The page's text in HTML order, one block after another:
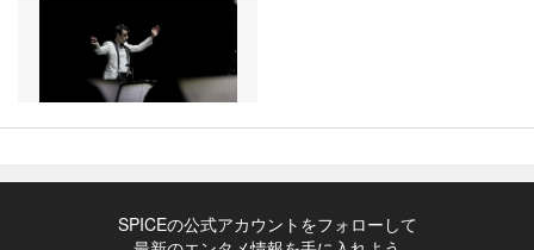
SPICEの公式アカウントをフォローして